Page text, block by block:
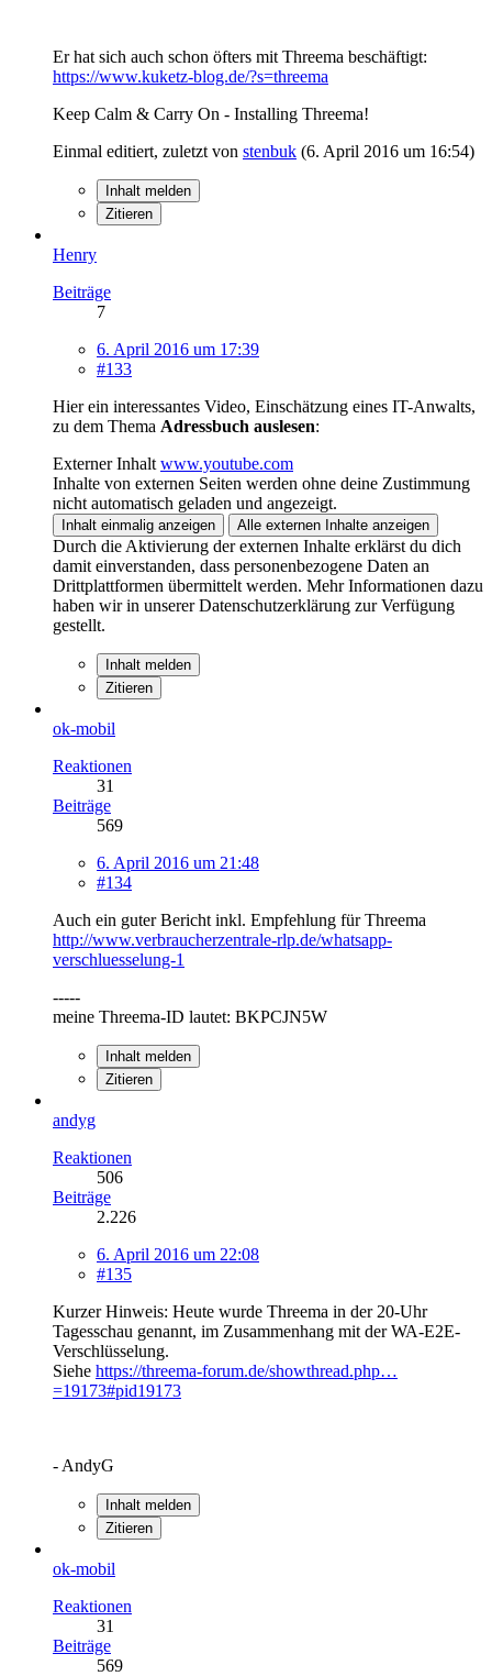
Er hat sich auch schon öfters mit Threema beschäftigt:
https://www.kuketz-blog.de/?s=threema
Keep Calm & Carry On - Installing Threema!
Einmal editiert, zuletzt von stenbuk (6. April 2016 um 16:54)
Inhalt melden
Zitieren
Henry
Beiträge
7
6. April 2016 um 17:39
#133
Hier ein interessantes Video, Einschätzung eines IT-Anwalts,
zu dem Thema Adressbuch auslesen:
Externer Inhalt www.youtube.com
Inhalte von externen Seiten werden ohne deine Zustimmung
nicht automatisch geladen und angezeigt.
Inhalt einmalig anzeigen Alle externen Inhalte anzeigen
Durch die Aktivierung der externen Inhalte erklärst du dich
damit einverstanden, dass personenbezogene Daten an
Drittplattformen übermittelt werden. Mehr Informationen dazu
haben wir in unserer Datenschutzerklärung zur Verfügung
gestellt.
Inhalt melden
Zitieren
ok-mobil
Reaktionen
31
Beiträge
569
6. April 2016 um 21:48
#134
Auch ein guter Bericht inkl. Empfehlung für Threema
http://www.verbraucherzentrale-rlp.de/whatsapp-
verschluesselung-1
-----
meine Threema-ID lautet: BKPCJN5W
Inhalt melden
Zitieren
andyg
Reaktionen
506
Beiträge
2.226
6. April 2016 um 22:08
#135
Kurzer Hinweis: Heute wurde Threema in der 20-Uhr
Tagesschau genannt, im Zusammenhang mit der WA-E2E-
Verschlüsselung.
Siehe https://threema-forum.de/showthread.php…
=19173#pid19173
- AndyG
Inhalt melden
Zitieren
ok-mobil
Reaktionen
31
Beiträge
569